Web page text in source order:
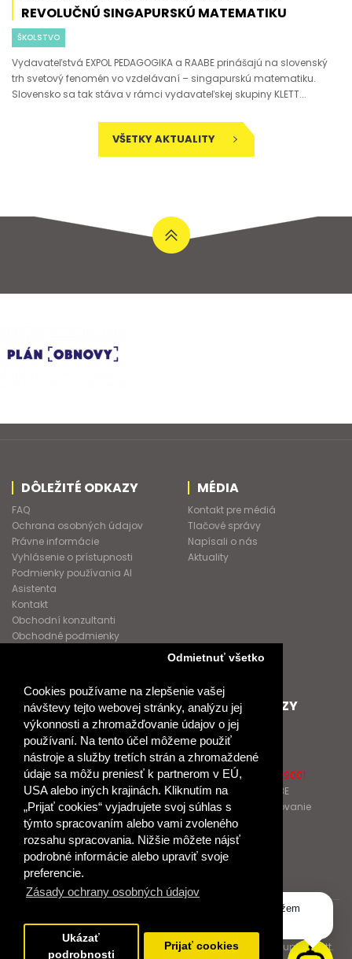
Cookies používame na zlepšenie vašej
návštevy tejto webovej stránky, analýzu jej
výkonnosti a zhromažďovanie údajov o jej
používaní. Na tento účel môžeme použiť
nástroje a služby tretích strán a zhromaždené
údaje sa môžu preniesť k partnerom v EÚ,
USA alebo iných krajinách. Kliknutím na
„Prijať cookies“ vyjadrujete svoj súhlas s
týmto spracovaním alebo vami zvoleného
rozsahu spracovania. Nižšie môžete nájsť
podrobné informácie alebo upraviť svoje
preferencie.
Zásady ochrany osobných údajov
Odmietnuť všetko
Ukázať
podrobnosti
Prijať cookies
REVOLUČNÚ SINGAPURSKÚ MATEMATIKU
ŠKOLSTVO
Vydavateľstvá EXPOL PEDAGOGIKA a RAABE prinášajú na slovenský
trh svetový fenomén vo vzdelávaní – singapurskú matematiku.
Slovensko sa tak stáva v rámci vydavateľskej skupiny KLETT...
VŠETKY AKTUALITY
DÔLEŽITÉ ODKAZY
FAQ
Ochrana osobných údajov
Právne informácie
Vyhlásenie o prístupnosti
Podmienky používania AI
Asistenta
Kontakt
Obchodní konzultanti
Obchodné podmienky
MÉDIA
Kontakt pre médiá
Tlačové správy
Napísali o nás
Aktuality
SPOLUPRACUJEME
Podporujeme
Naše projekty
Spolupracujeme
Pošlite nám správu
ĎALŠIE ODKAZY
O Raabe
O Klett
Naši autori
Certifikát kvality ISO 9001
Klientska zóna RAABE
Katalógy na prelistovanie
NÁKUP
Odstúpiť od zmluvy
© 2017 Dr. Josef Raabe Slovensko, s.r.o.
Dr. Josef Raabe Slovensko, s.r.o., člen medzinárodnej skupiny Klett.
Dobrý deň, ako vám môžem